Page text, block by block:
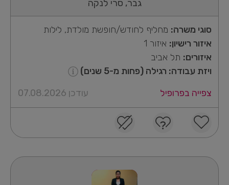
גבר, סרי לנקה
סוגי משרה: מחליף לחודש/חופשת מולדת, לילות
איזור רישיון: איזור 1
איזורים: תל אביב
ויזת עבודה: רגילה (פחות מ-5 שנים)
צפייה בפרופיל
עודכן 07.08.2026